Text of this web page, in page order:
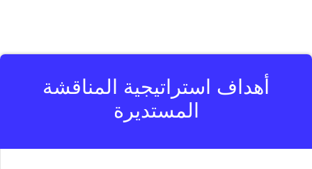
أهداف استراتيجية المناقشة
المستديرة